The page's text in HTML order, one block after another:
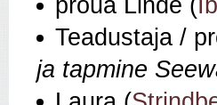
Teadustaja /
ja tapmine